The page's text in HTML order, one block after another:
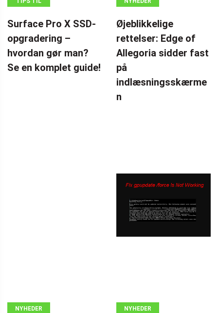
Surface Pro X SSD-
opgradering –
hvordan gør man?
Se en komplet guide!
Øjeblikkelige
rettelser: Edge of
Allegoria sidder fast
på
indlæsningsskærme
n
NYHEDER NYHEDER